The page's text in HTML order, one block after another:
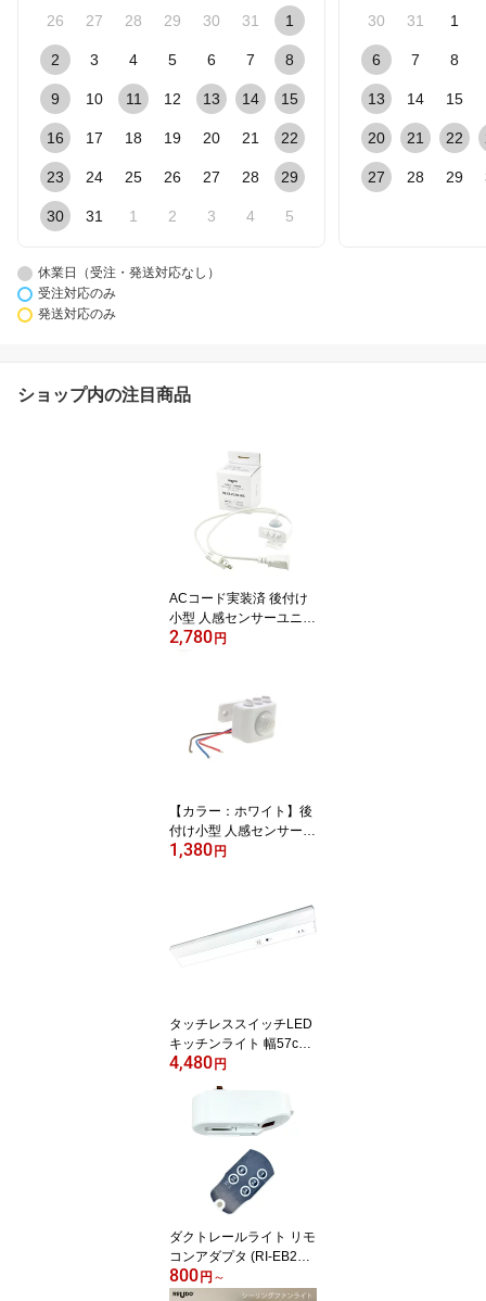
26 27 28 29 30 31 1
2 3 4 5 6 7 8
9 10 11 12 13 14 15
16 17 18 19 20 21 22
23 24 25 26 27 28 29
30 31 1 2 3 4 5
30 31 1
6 7 8
13 14 15
20 21 22
27 28 29
休業日（受注・発送対応なし）
受注対応のみ
発送対応のみ
ショップ内の注目商品
ACコード実装済 後付け
小型 人感センサーユニッ
ト AC100V 消費電力100
センサー 送料無料 (沖
縄・離島を除く) 電気工
事士資格不要 待機消費
電力は年間約50円で電気
デル
2,780円
【カラー：ホワイト】後
付け小型 人感センサーユ
ニット AC100V 消費電力
ョンセンサー 送料無料
(沖縄・離島を除く) 待
機消費電力は年間約50円
1,380円
タッチレススイッチLED
キッチンライト 幅57cm
ACコンセント付き 10W
付・壁面取付両対応)
4,480円
ダクトレールライト リモ
コンアダプタ (RI-EB21-
WT/BK)
800円 ～